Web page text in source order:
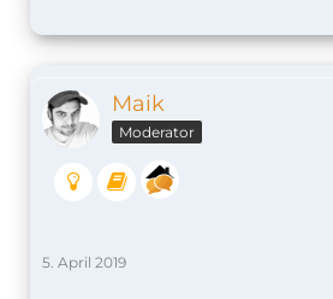
Maik
Moderator
5. April 2019